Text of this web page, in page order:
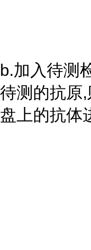
b.加入待测
待测的抗原
盘上的抗体